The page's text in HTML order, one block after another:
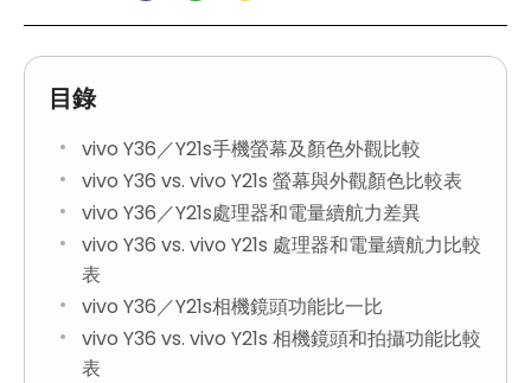
目錄
vivo Y36／Y21s手機螢幕及顏色外觀比較
vivo Y36 vs. vivo Y21s 螢幕與外觀顏色比較表
vivo Y36／Y21s處理器和電量續航力差異
vivo Y36 vs. vivo Y21s 處理器和電量續航力比較
表
vivo Y36／Y21s相機鏡頭功能比一比
vivo Y36 vs. vivo Y21s 相機鏡頭和拍攝功能比較
表